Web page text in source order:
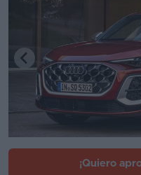
Stock
KM
Segunda
¡Quiero